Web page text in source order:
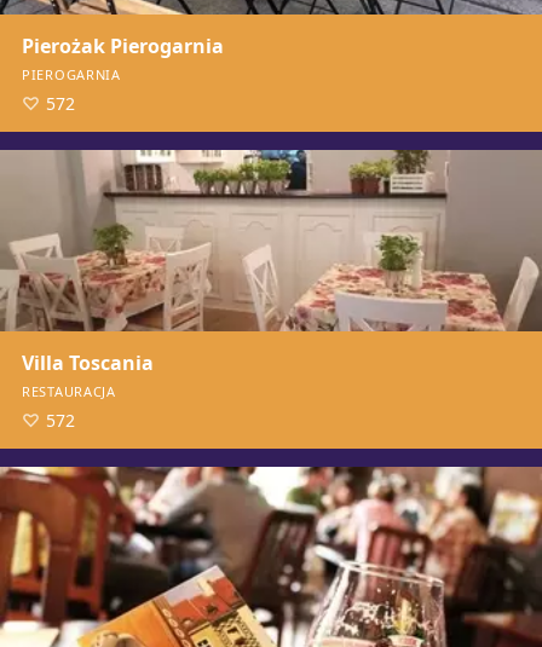
Pierożak Pierogarnia
PIEROGARNIA
572
Villa Toscania
RESTAURACJA
572